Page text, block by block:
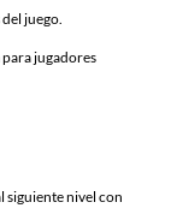
juego.
jugadores
siguiente nivel con